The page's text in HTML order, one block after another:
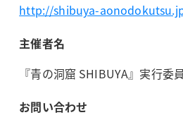
http://shibuya-
主催者名
『青の洞窟 SHIBUYA』実行委
お問い合わせ